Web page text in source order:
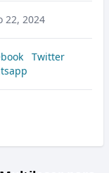
22, 2024
Twitter